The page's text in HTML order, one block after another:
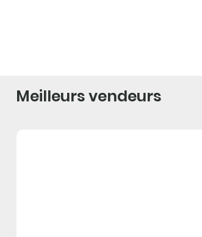
Meilleurs vendeurs